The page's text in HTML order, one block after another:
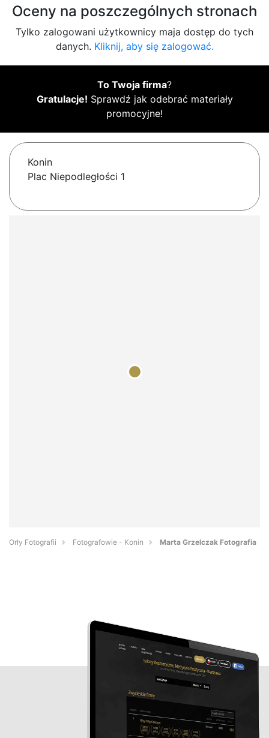
Oceny na poszczególnych stronach
Tylko zalogowani użytkownicy maja dostęp do tych
danych. Kliknij, aby się zalogować.
To Twoja firma?
Gratulacje! Sprawdź jak odebrać materiały
promocyjne!
Konin
Plac Niepodległości 1
Orły Fotografii Fotografowie - Konin Marta Grzelczak Fotografia